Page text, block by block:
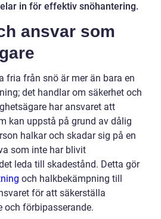
in för effektiv snöhantering.
ansvar som
fria från snö är mer än bara en
det handlar om säkerhet och
har ansvaret att
kan uppstå på grund av dålig
halkar och skadar sig på en
som inte har blivit
leda till skadestånd. Detta gör
och halkbekämpning till
för att säkerställa
och förbipasserande.